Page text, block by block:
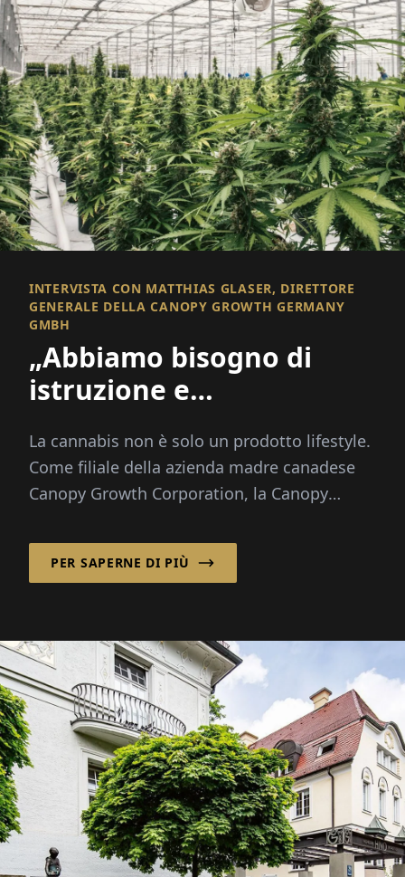
INTERVISTA CON MATTHIAS GLASER, DIRETTORE
GENERALE DELLA CANOPY GROWTH GERMANY
GMBH
„Abbiamo bisogno di
istruzione e
La cannabis non è solo un prodotto lifestyle.
Come filiale della azienda madre canadese
Canopy Growth Corporation, la Canopy
cannabis medica...
PER SAPERNE DI PIÙ